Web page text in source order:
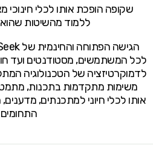
שקופה הופכת אותו לכלי
ללמוד מהשיטות
לכל המשתמשים, מסטודנטים ועד
לדמוקרטיזציה של הטכנולוגיה
משימות מתקדמות בתכנות,
אותו לכלי חיוני למתכנתים,